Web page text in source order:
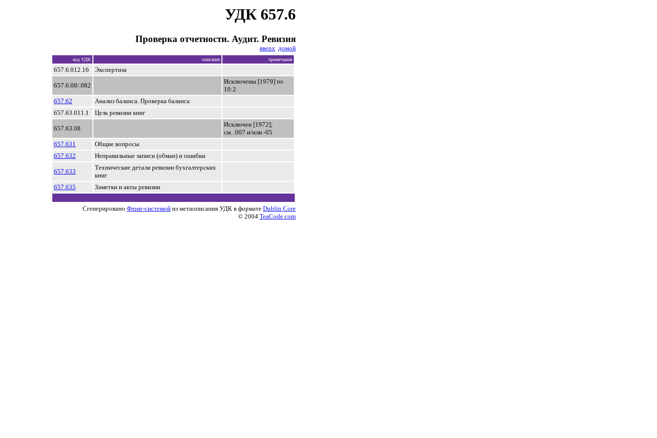
УДК 657.6
Проверка отчетности. Аудит. Ревизия
вверх домой
код УДК описание примечания
657.6.012.16 Экспертиза
657.6.08/.082
Исключены [1979] по
10:2
657.62
Анализ баланса. Проверка баланса
657.63.011.1
Цель ревизии книг
657.63.08
Исключен [1972];
см. .007 и/или -05
657.631
Общие вопросы
657.632
Неправильные записи (обман) и ошибки
657.633
Технические детали ревизии бухгалтерских
книг
657.635
Заметки и акты ревизии
Сгенерировано Флэнг-системой из метаописания УДК в формате Dublin Core
© 2004 TeaCode.com